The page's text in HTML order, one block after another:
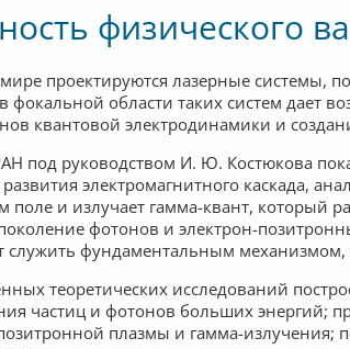
физического
проектируются лазерные системы,
фокальной области таких систем дает
квантовой электродинамики и
под руководством И. Ю. Костюкова
электромагнитного каскада,
поле и излучает гамма-квант, который
фотонов и электрон-
служить фундаментальным
теоретических исследований
частиц и фотонов больших энергий;
плазмы и гамма-излучения;